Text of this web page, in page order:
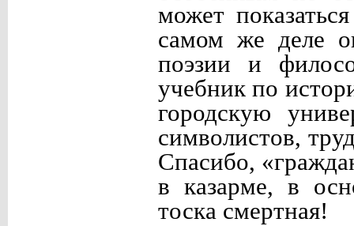
может
самом же деле
поэзии и
учебник по
городскую
символистов,
Спасибо,
в казарме, в
тоска смертная!